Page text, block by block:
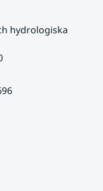
hydrologiska